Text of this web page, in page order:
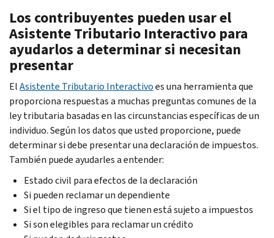
Los contribuyentes pueden usar el
Asistente Tributario Interactivo para
ayudarlos a determinar si necesitan
presentar
ElAsistente Tributario Interactivoes una herramienta que
proporciona respuestas a muchas preguntas comunes de la
ley tributaria basadas en las circunstancias específicas de un
individuo. Según los datos que usted proporcione, puede
determinar si debe presentar una declaración de impuestos.
También puede ayudarles a entender:
Estado civil para efectos de la declaración
Si pueden reclamar un dependiente
Si el tipo de ingreso que tienen está sujeto a impuestos
Si son elegibles para reclamar un crédito